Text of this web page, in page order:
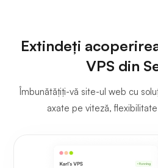
Extindeți
VPS din
Îmbunătățiți-vă site-ul web cu
axate pe viteză,